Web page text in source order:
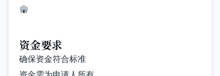
资金要求
确保资金符合标准